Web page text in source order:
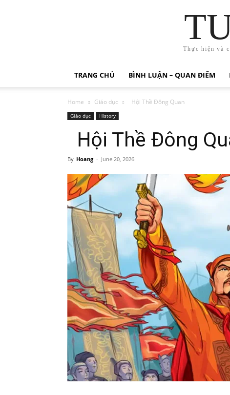
Thực hiện và
TRANG CHỦ BÌNH LUẬN – QUAN ĐIỂM
Home Giáo dục Hội Thề Đông Quan
Giáo dục History
Hội Thề Đông
By Hoang - June 20, 2026